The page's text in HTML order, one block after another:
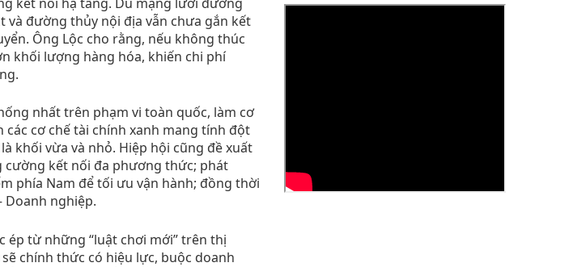
và đường thủy nội địa vẫn chưa gắn kết
Ông Lộc cho rằng, nếu không thúc
khối lượng hàng hóa, khiến chi phí
nhất trên phạm vi toàn quốc, làm cơ
cơ chế tài chính xanh mang tính đột
khối vừa và nhỏ. Hiệp hội cũng đề xuất
cường kết nối đa phương thức; phát
phía Nam để tối ưu vận hành; đồng thời
Doanh nghiệp.
ép từ những “luật chơi mới” trên thị
chính thức có hiệu lực, buộc doanh